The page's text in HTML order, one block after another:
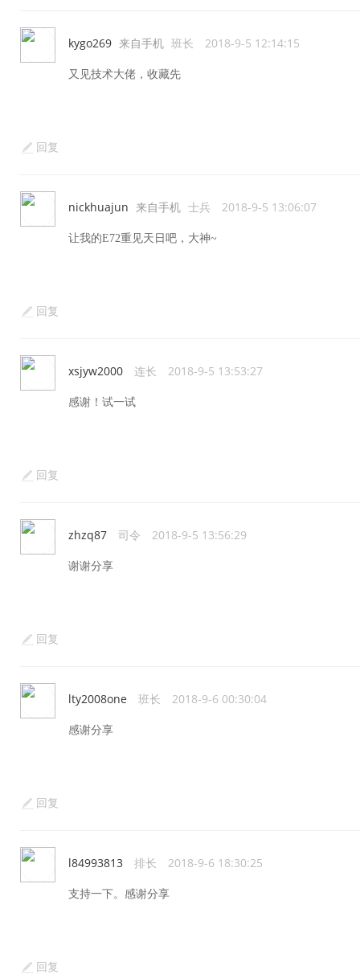
kygo269 来自手机 班长 2018-9-5 12:14:15
又见技术大佬，收藏先
回复
nickhuajun 来自手机 士兵 2018-9-5 13:06:07
让我的E72重见天日吧，大神~
回复
xsjyw2000 连长 2018-9-5 13:53:27
感谢！试一试
回复
zhzq87 司令 2018-9-5 13:56:29
谢谢分享
回复
lty2008one 班长 2018-9-6 00:30:04
感谢分享
回复
l84993813 排长 2018-9-6 18:30:25
支持一下。感谢分享
回复